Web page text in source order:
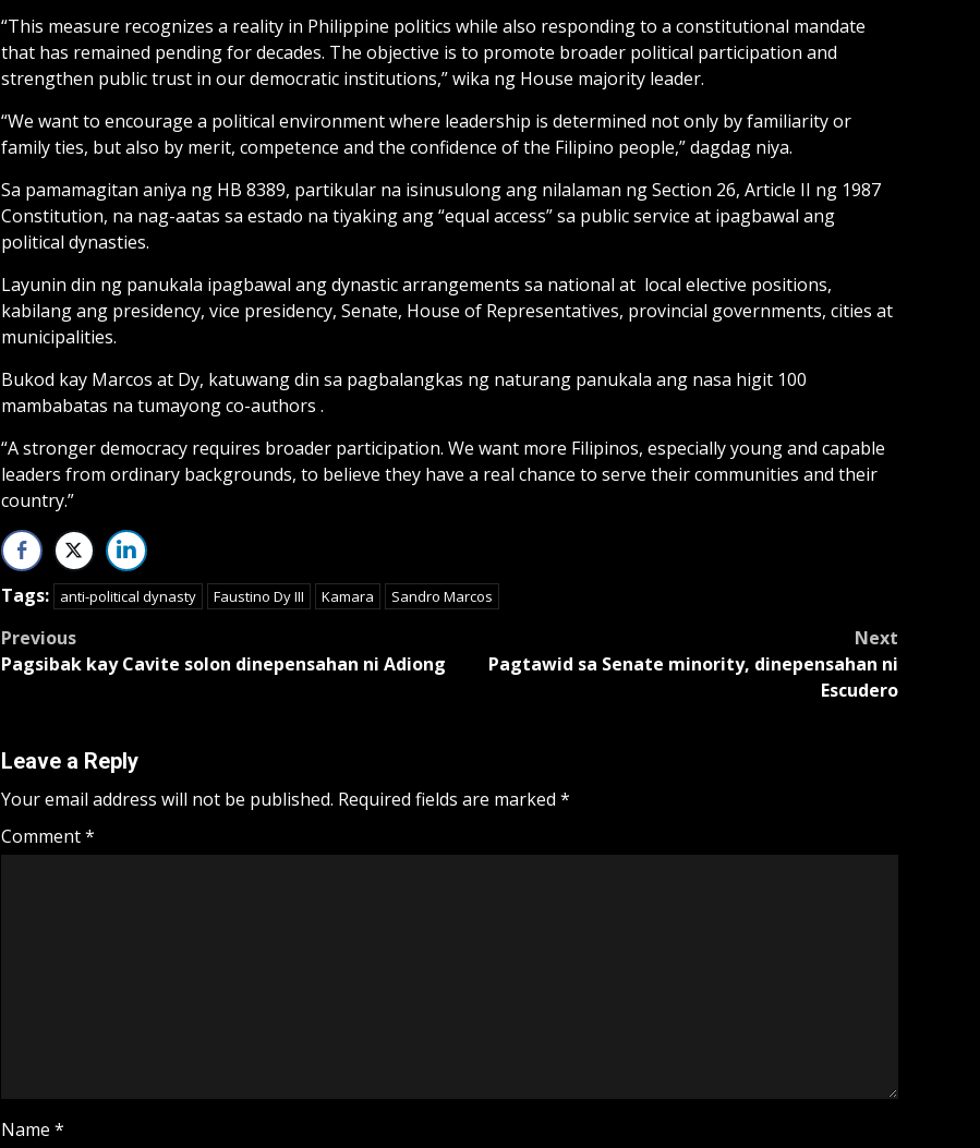
“This measure recognizes a reality in Philippine politics while also responding to a constitutional mandate
that has remained pending for decades. The objective is to promote broader political participation and
strengthen public trust in our democratic institutions,” wika ng House majority leader.
“We want to encourage a political environment where leadership is determined not only by familiarity or
family ties, but also by merit, competence and the confidence of the Filipino people,” dagdag niya.
Sa pamamagitan aniya ng HB 8389, partikular na isinusulong ang nilalaman ng Section 26, Article II ng 1987
Constitution, na nag-aatas sa estado na tiyaking ang “equal access” sa public service at ipagbawal ang
political dynasties.
Layunin din ng panukala ipagbawal ang dynastic arrangements sa national at local elective positions,
kabilang ang presidency, vice presidency, Senate, House of Representatives, provincial governments, cities at
municipalities.
Bukod kay Marcos at Dy, katuwang din sa pagbalangkas ng naturang panukala ang nasa higit 100
mambabatas na tumayong co-authors .
“A stronger democracy requires broader participation. We want more Filipinos, especially young and capable
leaders from ordinary backgrounds, to believe they have a real chance to serve their communities and their
country.”
Tags: anti-political dynasty Faustino Dy III Kamara Sandro Marcos
Post
navigation
Previous
Pagsibak kay Cavite solon dinepensahan ni Adiong
Next
Pagtawid sa Senate minority, dinepensahan ni
Escudero
Leave a Reply
Your email address will not be published. Required fields are marked *
Comment*
Name *